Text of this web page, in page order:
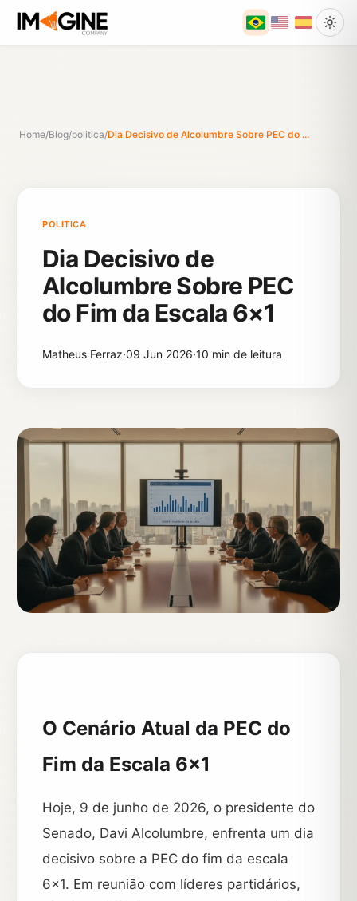
Home/Blog/politica/Dia Decisivo de Alcolumbre Sobre PEC do ...
POLITICA
Dia Decisivo de
Alcolumbre Sobre PEC
do Fim da Escala 6×1
Matheus Ferraz·09 Jun 2026·10 min de leitura
O Cenário Atual da PEC do
Fim da Escala 6×1
Hoje, 9 de junho de 2026, o presidente do
Senado, Davi Alcolumbre, enfrenta um dia
decisivo sobre a PEC do fim da escala
6×1. Em reunião com líderes partidários,